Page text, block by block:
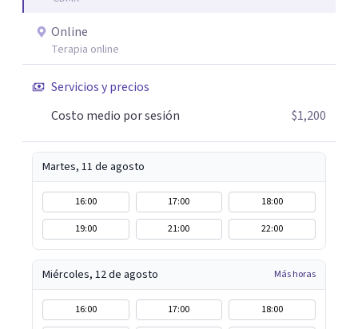
Online
Terapia online
Servicios y precios
Costo medio por sesión
$1,200
Martes, 11 de agosto
16:00 17:00
18:00
19:00
21:00 22:00
Miércoles, 12 de agosto Más horas
16:00 17:00
18:00